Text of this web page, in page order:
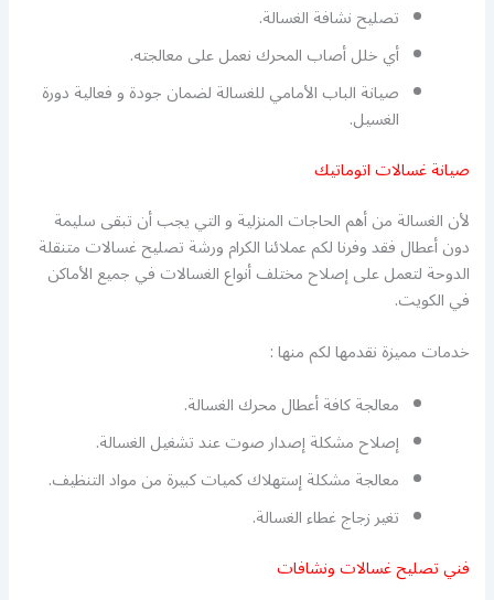
تصليح نشافة الغسالة.
أي خلل أصاب المحرك نعمل على معالجته.
صيانة الباب الأمامي للغسالة لضمان جودة و فعالية دورة
الغسيل.
صيانة غسالات اتوماتيك
لأن الغسالة من أهم الحاجات المنزلية و التي يجب أن تبقى سليمة
دون أعطال فقد وفرنا لكم عملائنا الكرام ورشة تصليح غسالات متنقلة
الدوحة لتعمل على إصلاح مختلف أنواع الغسالات في جميع الأماكن
في الكويت.
خدمات مميزة نقدمها لكم منها :
معالجة كافة أعطال محرك الغسالة.
إصلاح مشكلة إصدار صوت عند تشغيل الغسالة.
معالجة مشكلة إستهلاك كميات كبيرة من مواد التنظيف.
تغير زجاج غطاء الغسالة.
فني تصليح غسالات ونشافات